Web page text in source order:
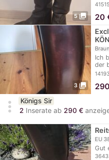
5 photo_library 20
3 photo_library
Braun
Ich
der
290
more_vert
Königs Sir
2 Inserate ab 290 €
EU
Gut